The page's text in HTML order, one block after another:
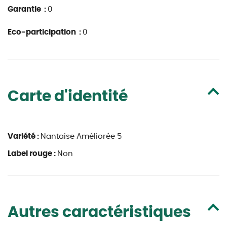
Garantie : 0
Eco-participation : 0
Carte d'identité
Variété : Nantaise Améliorée 5
Label rouge : Non
Autres caractéristiques